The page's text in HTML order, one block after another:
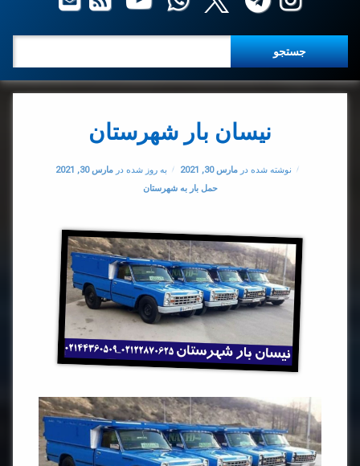
نیسان بار شهرستان
نوشته شده در مارس 30, 2021 به روز شده در مارس 30, 2021
دسته بندی ها:
حمل بار به شهرستان